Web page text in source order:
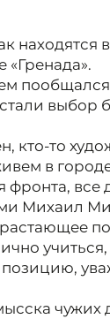
находятся
«Гренада».
выбор
кто-то
в
фронта,
Михаил
чужих